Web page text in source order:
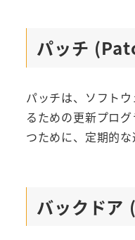
パッチ
パッチは、ソフト
るための更新プロ
つために、定期的な
バックド